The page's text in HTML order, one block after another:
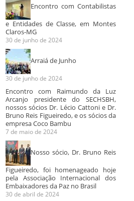
Audiência de
conciliação no
CEJUSC do TJMG
Educação e a
Encontro com Contabilistas
e Entidades de Classe, em Montes
Claros-MG
30 de junho de 2024
Arraiá de Junho
30 de junho de 2024
Encontro com Raimundo da Luz
Arcanjo presidente do SECHSBH,
nossos sócios Dr. Lécio Cattoni e Dr.
Bruno Reis Figueiredo, e os sócios da
empresa Coco Bambu
7 de maio de 2024
Nosso sócio, Dr. Bruno Reis
Figueiredo, foi homenageado hoje
pela Associação Internacional dos
Embaixadores da Paz no Brasil
30 de abril de 2024